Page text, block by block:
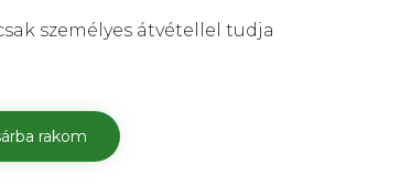
személyes átvétellel tudja
rakom